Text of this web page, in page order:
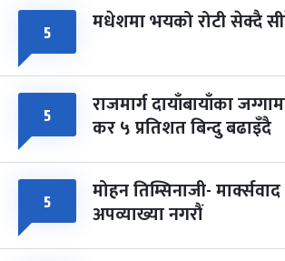
५ मधेशमा भयको रोटी सेक्दै
५ राजमार्ग दायाँबायाँका
कर ५ प्रतिशत बिन्दु बढाइँदै
५ मोहन तिम्सिनाजी-
अपव्याख्या नगरौं